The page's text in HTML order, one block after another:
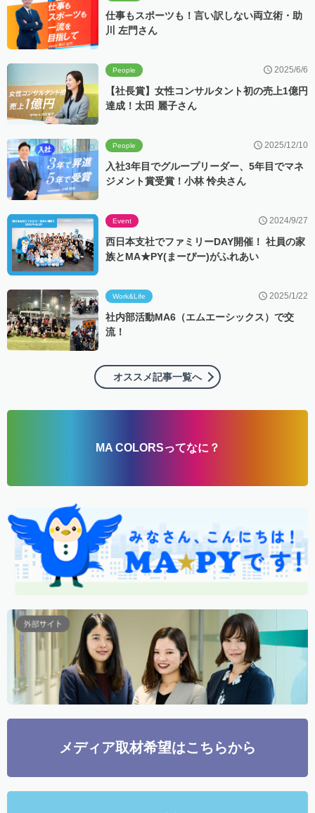
仕事もスポーツも！言い訳しない両立術・助
川 左門さん
People 2025/6/6
【社長賞】女性コンサルタント初の売上1億円
達成！太田 麗子さん
People 2025/12/10
入社3年目でグループリーダー、5年目でマネ
ジメント賞受賞！小林 怜央さん
Event 2024/9/27
西日本支社でファミリーDAY開催！ 社員の家
族とMA★PY(まーぴー)がふれあい
Work&Life 2025/1/22
社内部活動MA6（エムエーシックス）で交
流！
オススメ記事一覧へ
MA COLORSってなに？
メディア取材希望はこちらから